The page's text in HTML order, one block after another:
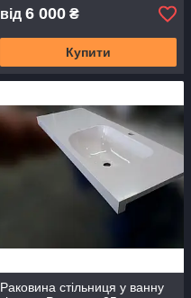
від 6 000 ₴
Купити
Раковина стільниця у ванну